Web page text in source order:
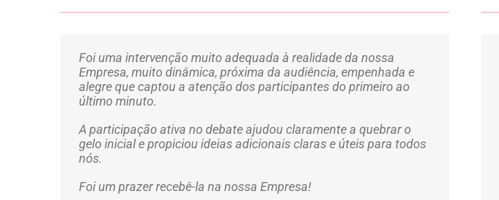
Foi uma intervenção muito adequada à realidade da nossa
Empresa, muito dinâmica, próxima da audiência, empenhada e
alegre que captou a atenção dos participantes do primeiro ao
último minuto.
A participação ativa no debate ajudou claramente a quebrar o
gelo inicial e propiciou ideias adicionais claras e úteis para todos
nós.
Foi um prazer recebê-la na nossa Empresa!